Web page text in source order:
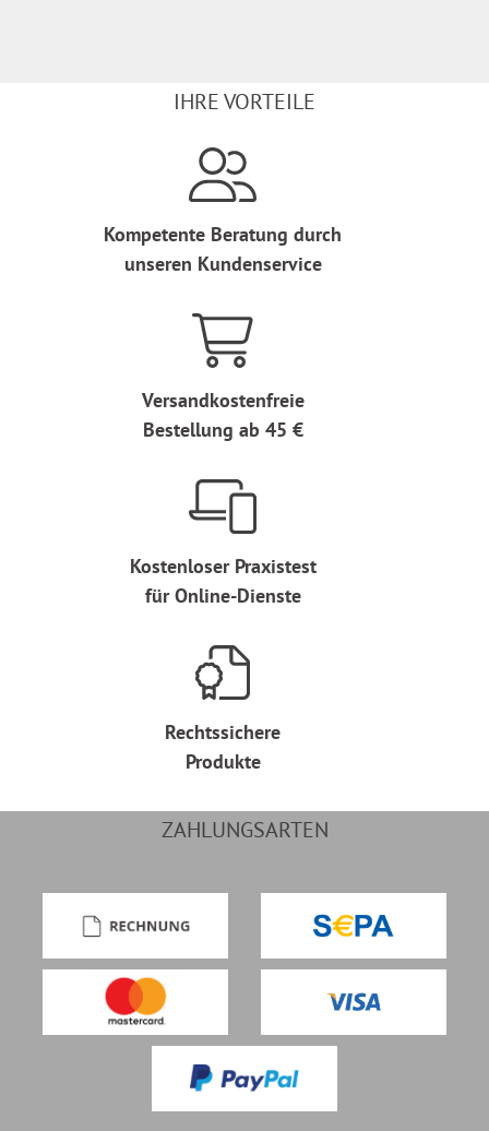
IHRE VORTEILE
Kompetente Beratung durch
unseren Kundenservice
Versandkostenfreie
Bestellung ab 45 €
Kostenloser Praxistest
für Online-Dienste
Rechtssichere
Produkte
ZAHLUNGSARTEN